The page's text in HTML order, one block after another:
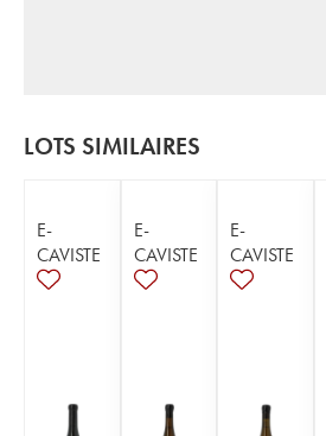
LOTS SIMILAIRES
E-
CAVISTE
E-
CAVISTE
E-
CAVISTE